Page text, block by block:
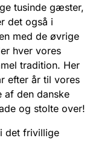
tusinde gæster,
det også i
med de øvrige
hver vores
tradition. Her
efter år til vores
af den danske
og stolte over!
det frivillige